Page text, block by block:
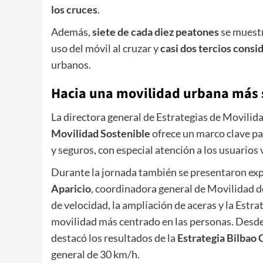
los cruces.
Además,siete de cada diez peatonesse
uso del móvil al cruzar ycasi dos tercios
urbanos.
Hacia una movilidad urbana más
La directora general de Estrategias de
Movilidad Sostenibleofrece un marco clave
y seguros, con especial atención a los usuarios
Durante la jornada también se presentaron
Aparicio, coordinadora general de Movilidad
de velocidad, la ampliación de aceras y la
movilidad más centrado en las personas.
destacó los resultados de la Estrategia Bilbao
general de 30 km/h.